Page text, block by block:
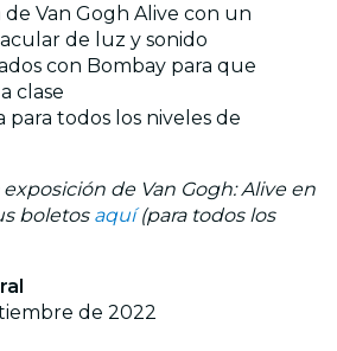
Van Gogh Alive con un
de luz y sonido
con Bombay para que
clase
para todos los niveles de
de Van Gogh: Alive en
boletos aquí(para todos los
de 2022